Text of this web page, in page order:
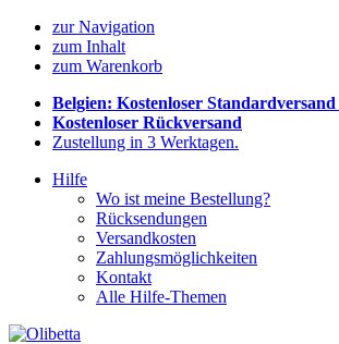
zur Navigation
zum Inhalt
zum Warenkorb
Belgien: Kostenloser Standardversand
Kostenloser Rückversand
Zustellung in 3 Werktagen.
Hilfe
Wo ist meine Bestellung?
Rücksendungen
Versandkosten
Zahlungsmöglichkeiten
Kontakt
Alle Hilfe-Themen